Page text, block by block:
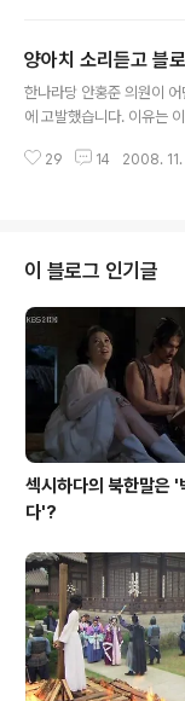
하는 빨갱이의 정의
실린 70대 노인의 육성은
며 파헤친 현대사가 고스란
한 생생한 증언이었습니다.
양아치 소리듣고 블
한나라당 안홍준 의원이
에 고발했습니다. 이유는
안홍준의 똥궁둥이나 빨아
국회의원씩이나 되는 양반
심했다는 생각이 듭니다.
표현은 없었을까 하는 생
가 여당 국회의원을 보호
에 창설된 경찰을 향해 “
들은 향후에 안홍준 의원
29 14 2008.
이 블로그 인기글
섹시하다의 북한말은 '
다'?